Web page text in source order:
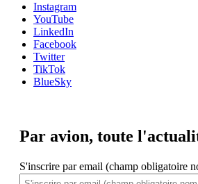
Instagram
YouTube
LinkedIn
Facebook
Twitter
TikTok
BlueSky
Par avion, toute
S'inscrire par email (champ obligatoire